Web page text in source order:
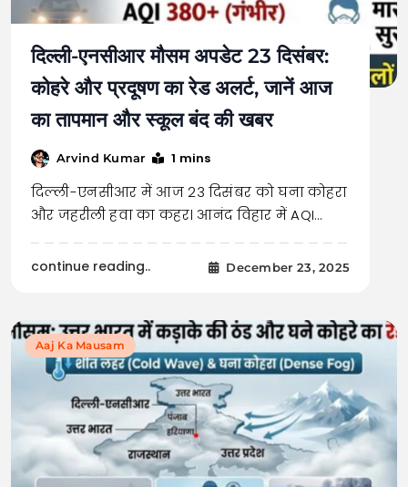
दिल्ली-एनसीआर मौसम अपडेट 23 दिसंबर:
कोहरे और प्रदूषण का रेड अलर्ट, जानें आज
का तापमान और स्कूल बंद की खबर
Arvind Kumar 1 mins
दिल्ली-एनसीआर में आज 23 दिसंबर को घना कोहरा
और जहरीली हवा का कहर। आनंद विहार में AQI…
continue reading.. December 23, 2025
Aaj Ka Mausam